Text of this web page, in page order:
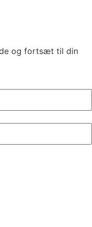
og fortsæt til din